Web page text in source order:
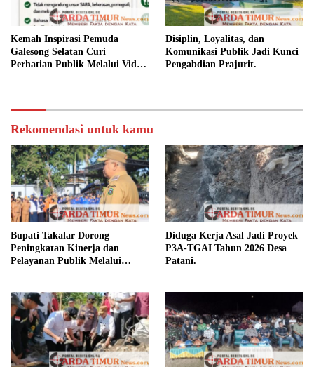
Kemah Inspirasi Pemuda
Galesong Selatan Curi
Perhatian Publik Melalui Video
Disiplin, Loyalitas, dan
Komunikasi Publik Jadi Kunci
Pengabdian Prajurit.
Rekomendasi untuk kamu
Bupati Takalar Dorong
Peningkatan Kinerja dan
Pelayanan Publik Melalui
Diduga Kerja Asal Jadi Proyek
P3A-TGAI Tahun 2026 Desa
Patani.